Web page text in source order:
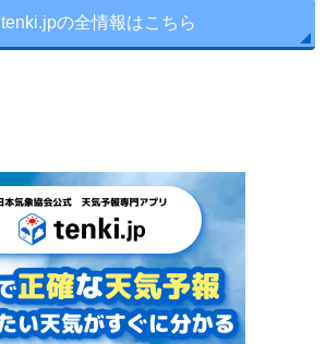
tenki.jpの全情報はこちら